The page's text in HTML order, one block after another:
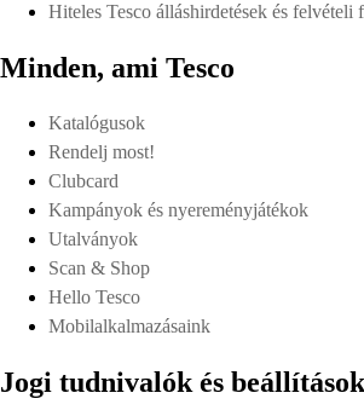
Hiteles Tesco álláshirdetések és felvételi
Minden, ami Tesco
Katalógusok
Rendelj most!
Clubcard
Kampányok és nyereményjátékok
Utalványok
Scan & Shop
Hello Tesco
Mobilalkalmazásaink
Jogi tudnivalók és beállítások